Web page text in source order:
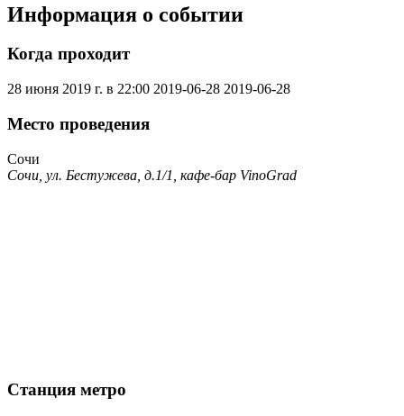
Информация о событии
Когда проходит
28 июня 2019 г. в 22:00 2019-06-28 2019-06-28
Место проведения
Сочи
Сочи, ул. Бестужева, д.1/1, кафе-бар VinoGrad
Станция метро